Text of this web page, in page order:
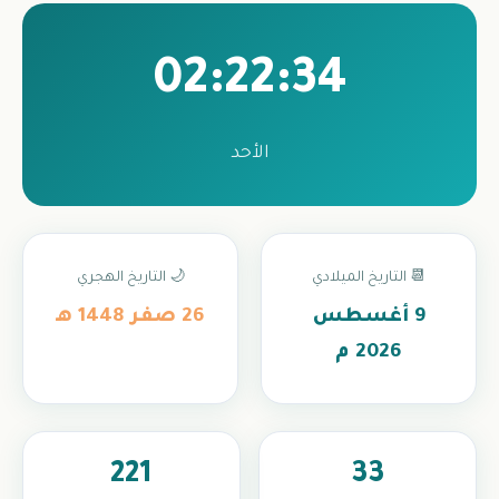
02:22:34
الأحد
📆 التاريخ الميلادي
9 أغسطس
2026 م
🌙 التاريخ الهجري
26 صفر 1448 هـ
33
221